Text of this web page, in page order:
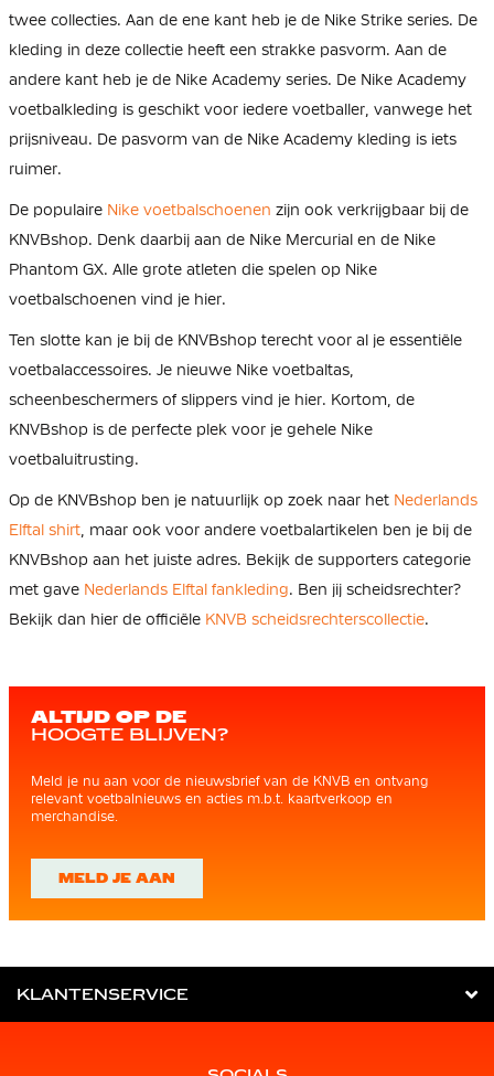
twee collecties. Aan de ene kant heb je de Nike Strike series. De
kleding in deze collectie heeft een strakke pasvorm. Aan de
andere kant heb je de Nike Academy series. De Nike Academy
voetbalkleding is geschikt voor iedere voetballer, vanwege het
prijsniveau. De pasvorm van de Nike Academy kleding is iets
ruimer.
De populaire Nike voetbalschoenen zijn ook verkrijgbaar bij de
KNVBshop. Denk daarbij aan de Nike Mercurial en de Nike
Phantom GX. Alle grote atleten die spelen op Nike
voetbalschoenen vind je hier.
Ten slotte kan je bij de KNVBshop terecht voor al je essentiële
voetbalaccessoires. Je nieuwe Nike voetbaltas,
scheenbeschermers of slippers vind je hier. Kortom, de
KNVBshop is de perfecte plek voor je gehele Nike
voetbaluitrusting.
Op de KNVBshop ben je natuurlijk op zoek naar het Nederlands
Elftal shirt , maar ook voor andere voetbalartikelen ben je bij de
KNVBshop aan het juiste adres. Bekijk de supporters categorie
met gave Nederlands Elftal fankleding. Ben jij scheidsrechter?
Bekijk dan hier de officiële KNVB scheidsrechterscollectie.
ALTIJD OP DE
HOOGTE BLIJVEN?
Meld je nu aan voor de nieuwsbrief van de KNVB en ontvang
relevant voetbalnieuws en acties m.b.t. kaartverkoop en
merchandise.
MELD JE AAN
KLANTENSERVICE